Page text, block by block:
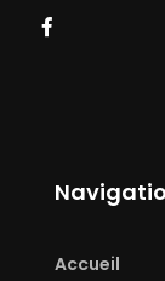
Accueil